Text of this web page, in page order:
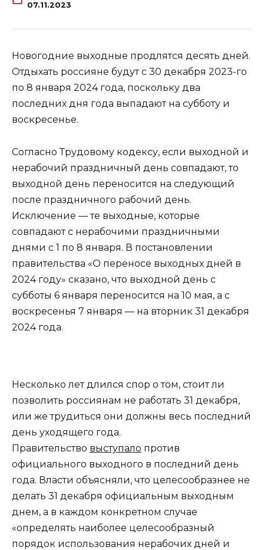
07.11.2023
Новогодние выходные продлятся десять дней.
Отдыхать россияне будут с 30 декабря 2023-го
по 8 января 2024 года, поскольку два
последних дня года выпадают на субботу и
воскресенье.
Согласно Трудовому кодексу, если выходной и
нерабочий праздничный день совпадают, то
выходной день переносится на следующий
после праздничного рабочий день.
Исключение — те выходные, которые
совпадают с нерабочими праздничными
днями с 1 по 8 января. В постановлении
правительства «О переносе выходных дней в
2024 году» сказано, что выходной день с
субботы 6 января переносится на 10 мая, а с
воскресенья 7 января — на вторник 31 декабря
2024 года.
Несколько лет длился спор о том, стоит ли
позволить россиянам не работать 31 декабря,
или же трудиться они должны весь последний
день уходящего года.
Правительство выступало против
официального выходного в последний день
года. Власти объясняли, что целесообразнее не
делать 31 декабря официальным выходным
днем, а в каждом конкретном случае
«определять наиболее целесообразный
порядок использования нерабочих дней и